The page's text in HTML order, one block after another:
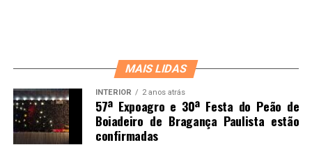
MAIS LIDAS
INTERIOR 2 anos atrás
57ª Expoagro e 30ª Festa do Peão de
Boiadeiro de Bragança Paulista estão
confirmadas